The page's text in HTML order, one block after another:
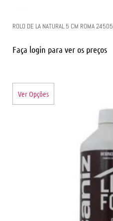
ROLO DE LA NATURAL 5 CM ROMA 24505
Faça login para ver os preços
Ver Opções